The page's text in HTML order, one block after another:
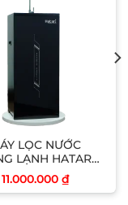
LỌC NƯỚC
LẠNH HATARI
(H308NL)
11.000.000 ₫